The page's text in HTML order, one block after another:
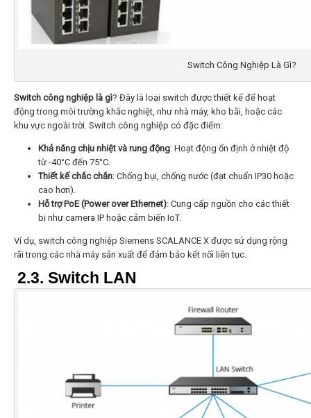
Switch Công Nghiệp Là Gì?
Switch công nghiệp là gì? Đây là loại switch được thiết kế để hoạt
động trong môi trường khắc nghiệt, như nhà máy, kho bãi, hoặc các
khu vực ngoài trời. Switch công nghiệp có đặc điểm:
Khả năng chịu nhiệt và rung động: Hoạt động ổn định ở nhiệt độ
từ -40°C đến 75°C.
Thiết kế chắc chắn: Chống bụi, chống nước (đạt chuẩn IP30 hoặc
cao hơn).
Hỗ trợ PoE (Power over Ethernet): Cung cấp nguồn cho các thiết
bị như camera IP hoặc cảm biến IoT.
Ví dụ, switch công nghiệp Siemens SCALANCE X được sử dụng rộng
rãi trong các nhà máy sản xuất để đảm bảo kết nối liên tục.
2.3. Switch LAN